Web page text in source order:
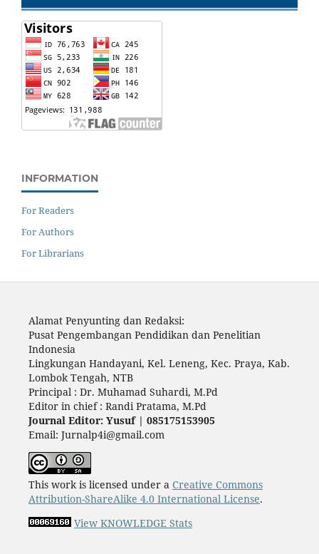
INFORMATION
For Readers
For Authors
For Librarians
Alamat Penyunting dan Redaksi:
Pusat Pengembangan Pendidikan dan Penelitian
Indonesia
Lingkungan Handayani, Kel. Leneng, Kec. Praya, Kab.
Lombok Tengah, NTB
Principal : Dr. Muhamad Suhardi, M.Pd
Editor in chief : Randi Pratama, M.Pd
Journal Editor: Yusuf | 085175153905
Email: Jurnalp4i@gmail.com
This work is licensed under a Creative Commons
Attribution-ShareAlike 4.0 International License.
View KNOWLEDGE Stats